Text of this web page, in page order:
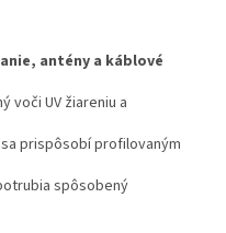
antény a káblové
voči UV žiareniu a
prispôsobí profilovaným
spôsobený